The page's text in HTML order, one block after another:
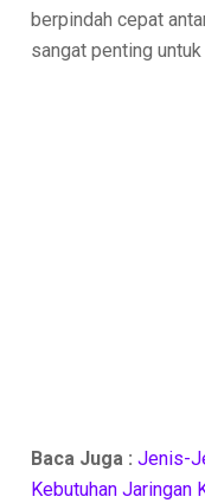
berpindah cepat
sangat penting
Baca Juga :Jenis-
Kebutuhan Jaringan